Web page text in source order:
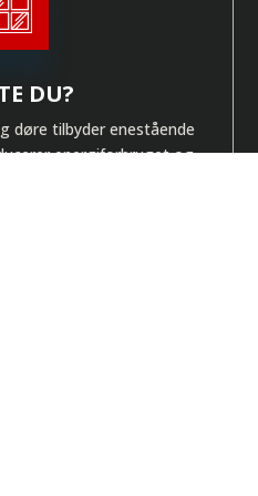
DU?
døre tilbyder enestående
energiforbruget og